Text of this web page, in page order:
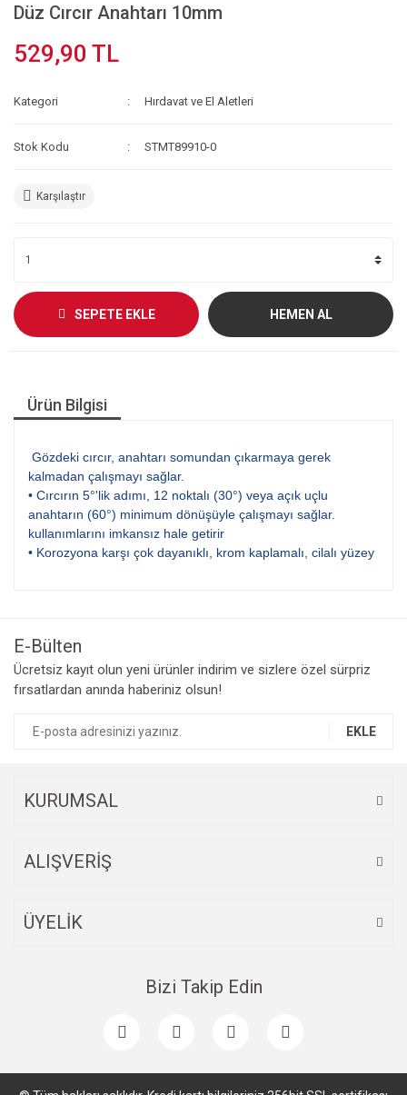
Düz Cırcır Anahtarı 10mm
529,90 TL
Kategori Hırdavat ve El Aletleri
Stok Kodu STMT89910-0
Karşılaştır
SEPETE EKLE HEMEN AL
Ürün Bilgisi
Gözdeki cırcır, anahtarı somundan çıkarmaya gerek
kalmadan çalışmayı sağlar.
• Cırcırın 5°'lik adımı, 12 noktalı (30°) veya açık uçlu
anahtarın (60°) minimum dönüşüyle ​​çalışmayı sağlar.
kullanımlarını imkansız hale getirir
• Korozyona karşı çok dayanıklı, krom kaplamalı, cilalı yüzey
E-Bülten
Ücretsiz kayıt olun yeni ürünler indirim ve sizlere özel sürpriz
fırsatlardan anında haberiniz olsun!
EKLE
KURUMSAL
ALIŞVERİŞ
ÜYELİK
Bizi Takip Edin